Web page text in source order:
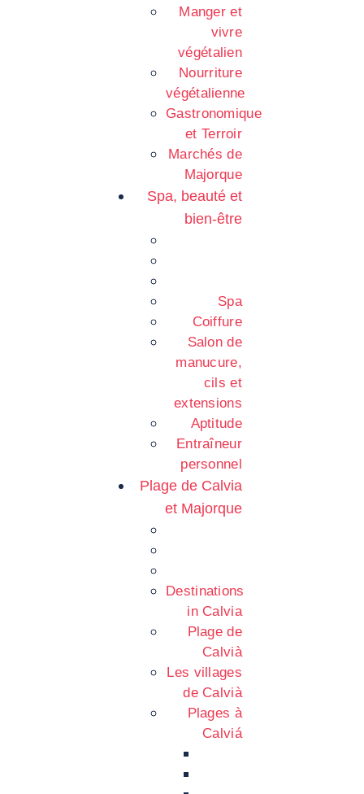
Manger et
vivre
végétalien
Nourriture
végétalienne
Gastronomique
et Terroir
Marchés de
Majorque
Spa, beauté et
bien-être
Spa
Coiffure
Salon de
manucure,
cils et
extensions
Aptitude
Entraîneur
personnel
Plage de Calvia
et Majorque
Destinations
in Calvia
Plage de
Calvià
Les villages
de Calvià
Plages à
Calviá